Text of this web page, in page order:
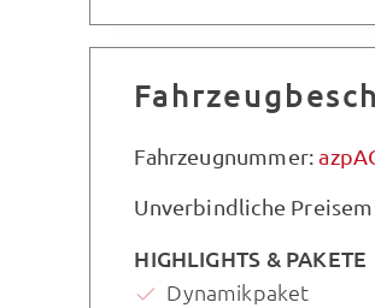
Fahrzeugnummer:
Unverbindliche
HIGHLIGHTS & PAKETE
Dynamikpaket